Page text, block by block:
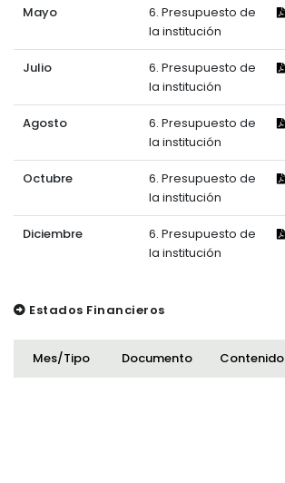
Mayo
6. Presupuesto de
la institución
Julio
6. Presupuesto de
la institución
Agosto
6. Presupuesto de
la institución
Octubre
6. Presupuesto de
la institución
Diciembre
6. Presupuesto de
la institución
Estados Financieros
Mes/Tipo Documento Contenido